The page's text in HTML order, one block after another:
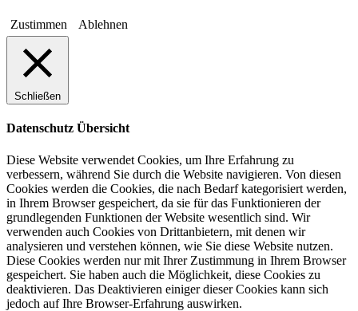
Zustimmen Ablehnen
Schließen
Datenschutz Übersicht
Diese Website verwendet Cookies, um Ihre Erfahrung zu
verbessern, während Sie durch die Website navigieren. Von diesen
Cookies werden die Cookies, die nach Bedarf kategorisiert werden,
in Ihrem Browser gespeichert, da sie für das Funktionieren der
grundlegenden Funktionen der Website wesentlich sind. Wir
verwenden auch Cookies von Drittanbietern, mit denen wir
analysieren und verstehen können, wie Sie diese Website nutzen.
Diese Cookies werden nur mit Ihrer Zustimmung in Ihrem Browser
gespeichert. Sie haben auch die Möglichkeit, diese Cookies zu
deaktivieren. Das Deaktivieren einiger dieser Cookies kann sich
jedoch auf Ihre Browser-Erfahrung auswirken.